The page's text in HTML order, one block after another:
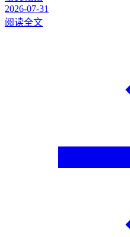
2026-07-31
阅读全文